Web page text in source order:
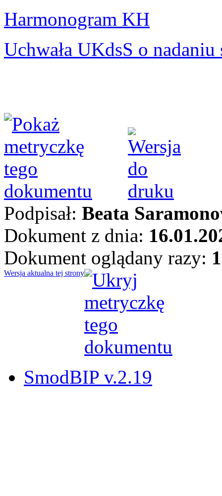
Harmonogram KH
Uchwała UKdsS o nadaniu
Podpisał: Beata
Dokument z dnia:
Dokument oglądany razy:
Wersja aktualna tej strony
SmodBIP v.2.19